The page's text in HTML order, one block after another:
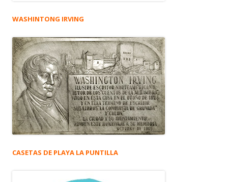
WASHINTONG IRVING
CASETAS DE PLAYA LA PUNTILLA